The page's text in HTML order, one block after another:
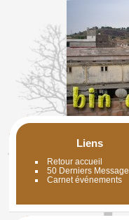
Liens
Retour accueil
50 Derniers
Carnet événements